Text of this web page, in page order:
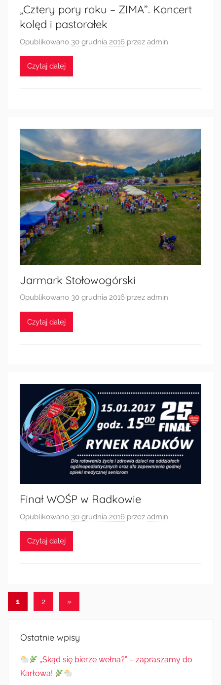
„Cztery pory roku – ZIMA”. Koncert
kolęd i pastorałek
Opublikowano 30 grudnia 2016 przez admin
Czytaj dalej
Jarmark Stołowogórski
Opublikowano 30 grudnia 2016 przez admin
Czytaj dalej
Finał WOŚP w Radkowie
Opublikowano 30 grudnia 2016 przez admin
Czytaj dalej
Stronicowanie
wpisów
1 2
Następne
»
Ostatnie wpisy
„Skąd się bierze wełna?” – zapraszamy do
Karłowa!